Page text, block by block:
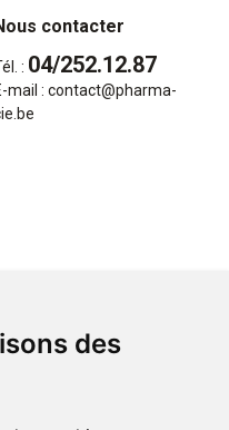
des
contacter
: 04/252.12.87
mail : contact@pharma-
de paiement